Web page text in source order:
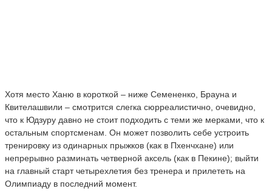
Хотя место Ханю в короткой – ниже Семененко, Брауна и
Квителашвили – смотрится слегка сюрреалистично, очевидно,
что к Юдзуру давно не стоит подходить с теми же мерками, что к
остальным спортсменам. Он может позволить себе устроить
тренировку из одинарных прыжков (как в Пхенчхане) или
непрерывно разминать четверной аксель (как в Пекине); выйти
на главный старт четырехлетия без тренера и прилететь на
Олимпиаду в последний момент.